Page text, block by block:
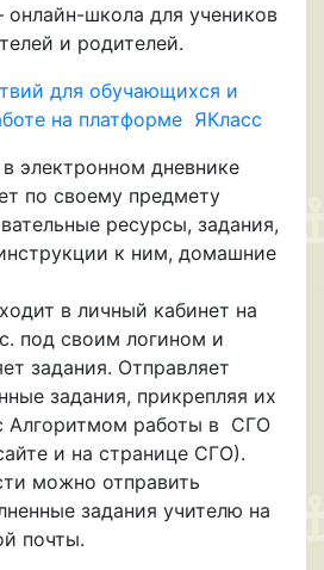
онлайн-школа для учеников
и родителей.
для обучающихся и
на платформе ЯКласс
электронном дневнике
по своему предмету
ресурсы, задания,
к ним, домашние
в личный кабинет на
под своим логином и
задания. Отправляет
задания, прикрепляя их
Алгоритмом работы в СГО
и на странице СГО).
можно отправить
задания учителю на
почты.